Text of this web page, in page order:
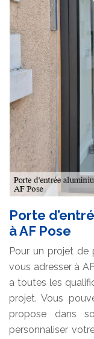
Porte
à AF Pose
Pour un projet de
vous adresser à
a toutes les
projet. Vous
propose dans
personnaliser